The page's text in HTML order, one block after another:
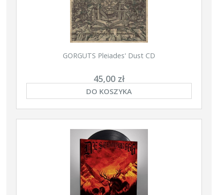
GORGUTS Pleiades' Dust CD
45,00 zł
DO KOSZYKA